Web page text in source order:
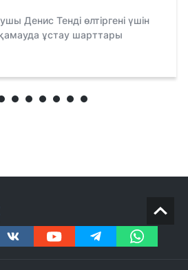
Денис Тенді өлтіргені үшін
ұстау шарттары